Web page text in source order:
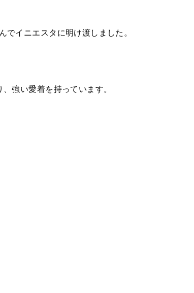
でイニエスタに明け渡しました。
強い愛着を持っています。